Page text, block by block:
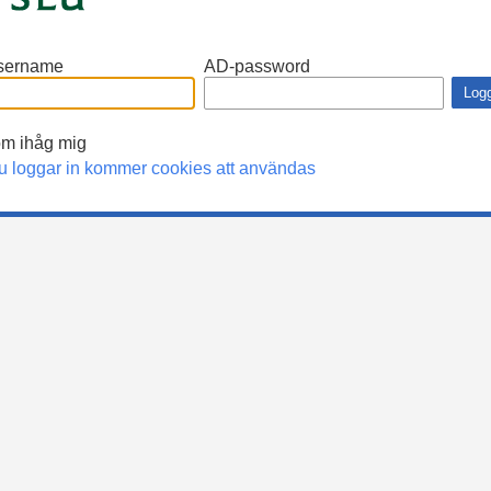
AD-password
ihåg mig
loggar in kommer cookies att användas